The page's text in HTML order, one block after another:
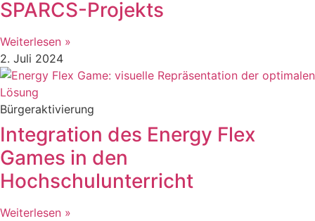
SPARCS-Projekts
Weiterlesen »
2. Juli 2024
Bürgeraktivierung
Integration des Energy Flex
Games in den
Hochschulunterricht
Weiterlesen »